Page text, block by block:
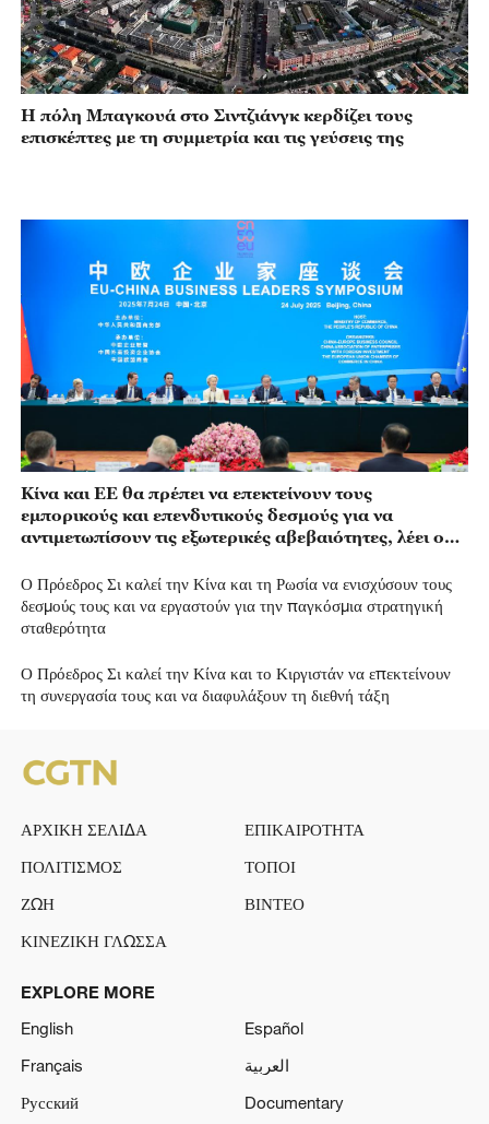
Η πόλη Μπαγκουά στο Σιντζιάνγκ κερδίζει τους
επισκέπτες με τη συμμετρία και τις γεύσεις της
Κίνα και ΕΕ θα πρέπει να επεκτείνουν τους
εμπορικούς και επενδυτικούς δεσμούς για να
αντιμετωπίσουν τις εξωτερικές αβεβαιότητες, λέει ο
Ο Πρόεδρος Σι καλεί την Κίνα και τη Ρωσία να ενισχύσουν τους
δεσμούς τους και να εργαστούν για την παγκόσμια στρατηγική
σταθερότητα
Ο Πρόεδρος Σι καλεί την Κίνα και το Κιργιστάν να επεκτείνουν
τη συνεργασία τους και να διαφυλάξουν τη διεθνή τάξη
ΑΡΧΙΚΗ ΣΕΛΙΔΑ
ΕΠΙΚΑΙΡΟΤΗΤΑ
ΠΟΛΙΤΙΣΜΟΣ
ΤΟΠΟΙ
ΖΩΗ
ΒΙΝΤΕΟ
ΚΙΝΕΖΙΚΗ ΓΛΩΣΣΑ
EXPLORE MORE
English
Español
Français
العربية
Русский
Documentary